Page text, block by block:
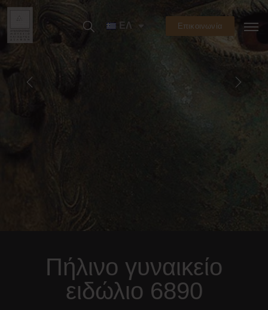
ΕΛ Επικοινωνία
Πήλινο γυναικείο
ειδώλιο 6890